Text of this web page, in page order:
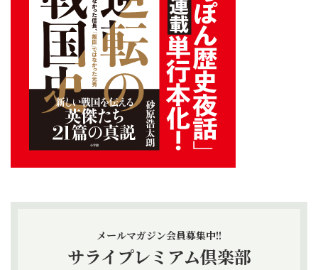
メールマガジン会員募集中!!
サライプレミアム倶楽部